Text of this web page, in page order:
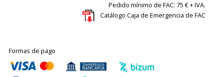
Pedido mínimo de FAC: 75 € + IVA.
Catálogo Caja de Emergencia de FAC
Formas de pago